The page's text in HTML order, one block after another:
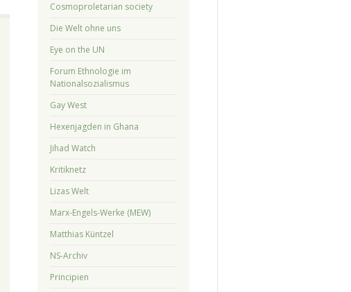
Cosmoproletarian society
Die Welt ohne uns
Eye on the UN
Forum Ethnologie im
Nationalsozialismus
Gay West
Hexenjagden in Ghana
Jihad Watch
Kritiknetz
Lizas Welt
Marx-Engels-Werke (MEW)
Matthias Küntzel
NS-Archiv
Principien